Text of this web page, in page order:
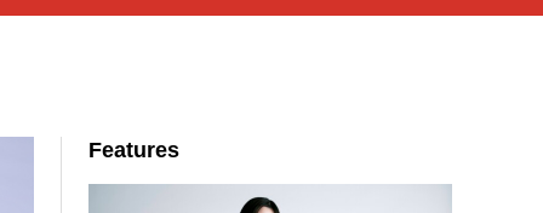
Features